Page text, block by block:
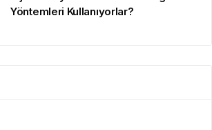
Yöntemleri Kullanıyorlar?